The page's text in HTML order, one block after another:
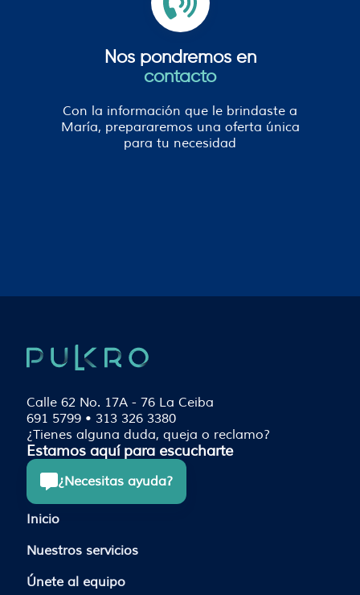
Nos pondremos en
contacto
Con la información que le brindaste a
María, prepararemos una oferta única
para tu necesidad
HASH
PQRSF
Calle 62 No. 17A - 76 La Ceiba
691 5799 • 313 326 3380
¿Tienes alguna duda, queja o reclamo?
Estamos aquí para escucharte
¿Necesitas ayuda?
Inicio
Nuestros servicios
Únete al equipo